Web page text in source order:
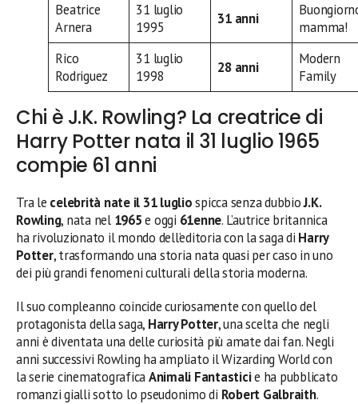
Beatrice
Arnera
31 luglio
1995
31 anni
mamma!
Rico
Rodriguez
31 luglio
1998
28 anni
Modern
Family
Chi è J.K. Rowling? La creatrice di
Harry Potter nata il 31 luglio 1965
compie 61 anni
Tra le celebrità nate il 31 lugliospicca senza dubbioJ.K.
Rowling, nata nel 1965e oggi 61enne. L’autrice britannica
ha rivoluzionato il mondo dell’editoria con la saga di Harry
Potter, trasformando una storia nata quasi per caso in uno
dei più grandi fenomeni culturali della storia moderna.
Il suo compleanno coincide curiosamente con quello del
protagonista della saga, Harry Potter, una scelta che negli
anni è diventata una delle curiosità più amate dai fan. Negli
anni successivi Rowling ha ampliato il Wizarding World con
la serie cinematograficaAnimali Fantasticie ha pubblicato
romanzi gialli sotto lo pseudonimo di Robert Galbraith.